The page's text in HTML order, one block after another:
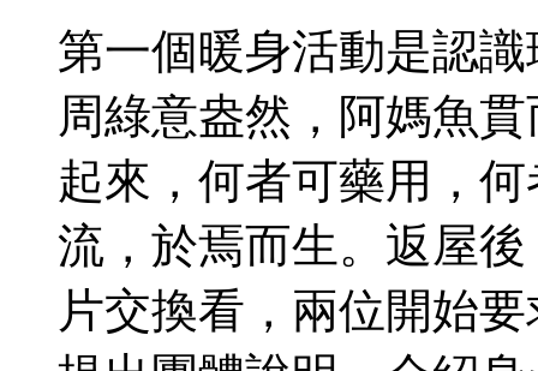
第一個暖身活動是認
周綠意盎然，阿媽魚
起來，何者可藥用，
流，於焉而生。返屋
片交換看，兩位開始